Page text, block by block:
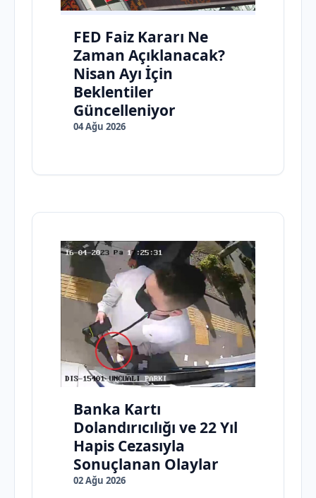
FED Faiz Kararı Ne
Zaman Açıklanacak?
Nisan Ayı İçin
Beklentiler
Güncelleniyor
04 Ağu 2026
Banka Kartı
Dolandırıcılığı ve 22 Yıl
Hapis Cezasıyla
Sonuçlanan Olaylar
02 Ağu 2026